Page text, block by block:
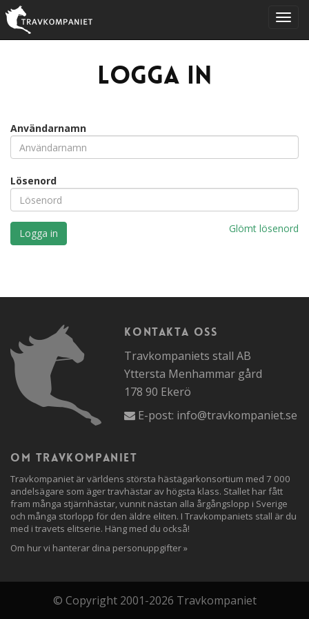
Logga in
Användarnamn
Lösenord
Glömt lösenord
Kontakta oss
Travkompaniets stall AB
Yttersta Menhammar gård
178 90 Ekerö
E-post: info@travkompaniet.se
Om travkompaniet
Travkompaniet är världens största hästägarkonsortium med 7 000
andelsägare som äger travhästar av högsta klass. Stallet har fått
fram många stjärnhästar, vunnit nästan alla årgångslopp i Sverige
och många storlopp för den äldre eliten. I Travkompaniets stall är du
med i travets elitserie. Häng med du också!
Om hur vi hanterar dina personuppgifter »
© Copyright 2001-2026 Travkompaniet